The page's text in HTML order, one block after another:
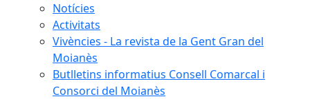
Notícies
Activitats
Vivències - La revista de la Gent Gran del
Moianès
Butlletins informatius Consell Comarcal i
Consorci del Moianès